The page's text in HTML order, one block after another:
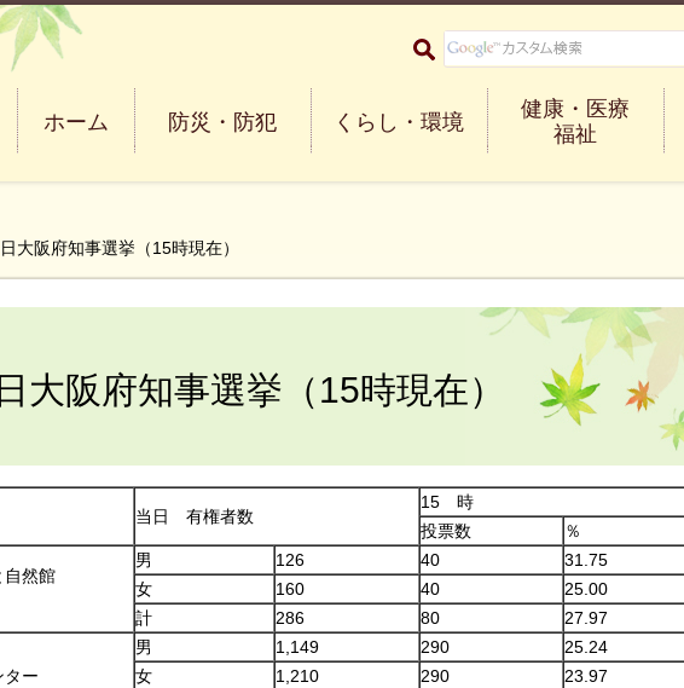
大阪府箕面市 Minoh City
ホーム 防災・防犯 くらし・環境
健康・医療
福祉
大阪府知事選挙（15時現在）
大阪府知事選挙（15時現在）
当日 有権者数
15 時
投票数
％
自然館
男 126 40
31.75
女
160 40
25.00
計
286 80 27.97
ター
男 1,149 290
25.24
女
1,210 290
23.97